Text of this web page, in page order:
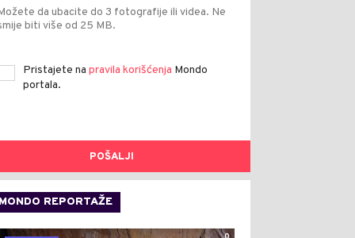
da ubacite do 3 fotografije ili videa. Ne
biti više od 25 MB.
Pristajete na pravila korišćenja Mondo
portala.
POŠALJI
MONDO REPORTAŽE